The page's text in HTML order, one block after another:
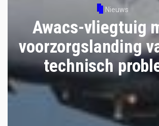
Nieuws
Awacs-vliegtuig
voorzorgslanding
technisch